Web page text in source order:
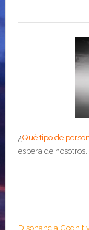
¿Qué tipo de
espera de nosotros.
Disonancia